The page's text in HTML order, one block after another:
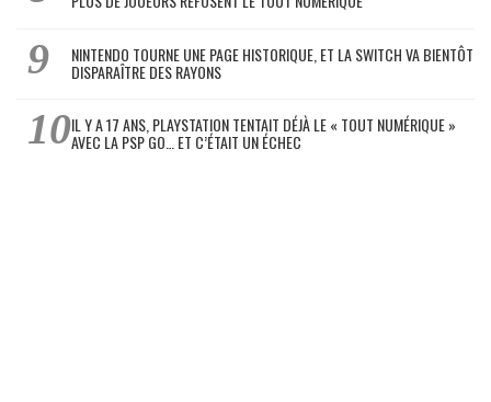
NINTENDO TOURNE UNE PAGE HISTORIQUE, ET LA SWITCH VA BIENTÔT
DISPARAÎTRE DES RAYONS
IL Y A 17 ANS, PLAYSTATION TENTAIT DÉJÀ LE « TOUT NUMÉRIQUE »
AVEC LA PSP GO… ET C’ÉTAIT UN ÉCHEC